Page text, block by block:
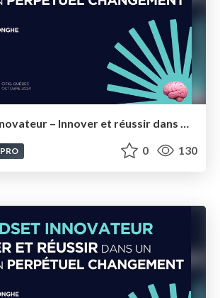
Le Mindset innovateur – Innover et réussir dans un monde en perpétuel changement Ressources et Forêts
PRO 0 130